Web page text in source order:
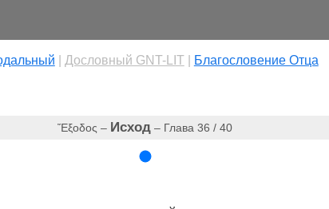
Дословный GNT-LIT| Благословение Отца
Ἔξοδος – Исход– Глава 36 / 40